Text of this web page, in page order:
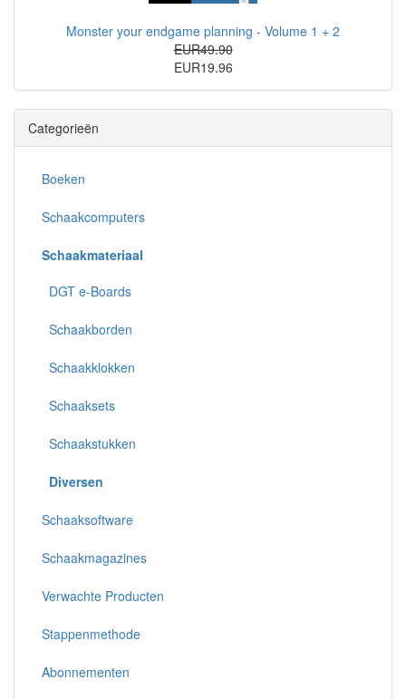
Monster your endgame planning - Volume 1 + 2
EUR49.90
EUR19.96
Categorieën
Boeken
Schaakcomputers
Schaakmateriaal
DGT e-Boards
Schaakborden
Schaakklokken
Schaaksets
Schaakstukken
Diversen
Schaaksoftware
Schaakmagazines
Verwachte Producten
Stappenmethode
Abonnementen